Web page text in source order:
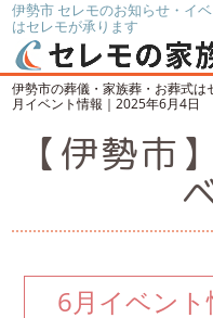
伊勢市 セレモのお知らせ・イ
はセレモが承ります
伊勢市の葬儀・家族葬・お葬式は
月イベント情報｜2025年6月4日
【伊勢市
6月イベン